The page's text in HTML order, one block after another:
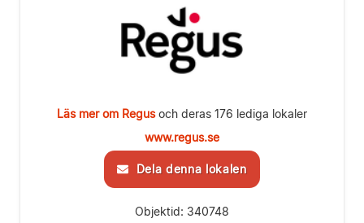
Läs mer om Regusoch deras 176 lediga lokaler
www.regus.se
Dela denna lokalen
Objektid: 340748